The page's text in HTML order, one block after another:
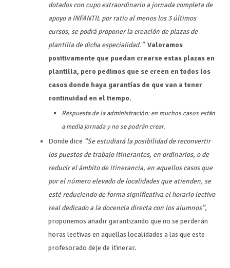
dotados con cupo extraordinario a jornada completa de
apoyo a INFANTIL por ratio al menos los 3 últimos
cursos, se podrá proponer la creación de plazas de
plantilla de dicha especialidad.” Valoramos
positivamente que puedan crearse estas plazas en
plantilla, pero pedimos que se creen en todos los
casos donde haya garantías de que van a tener
continuidad en el tiempo.
Respuesta de la administración: en muchos casos están
a media jornada y no se podrán crear.
Donde dice “Se estudiará la posibilidad de reconvertir
los puestos de trabajo itinerantes, en ordinarios, o de
reducir el ámbito de itinerancia, en aquellos casos que
por el número elevado de localidades que atienden, se
esté reduciendo de forma significativa el horario lectivo
real dedicado a la docencia directa con los alumnos”,
proponemos añadir garantizando que no se perderán
horas lectivas en aquellas localidades a las que este
profesorado deje de itinerar.